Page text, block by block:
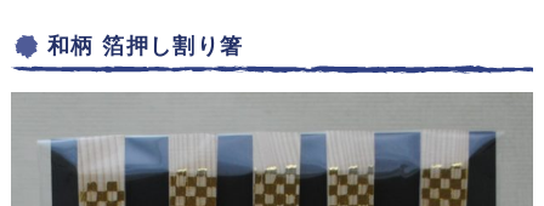
和柄 箔押し割り箸